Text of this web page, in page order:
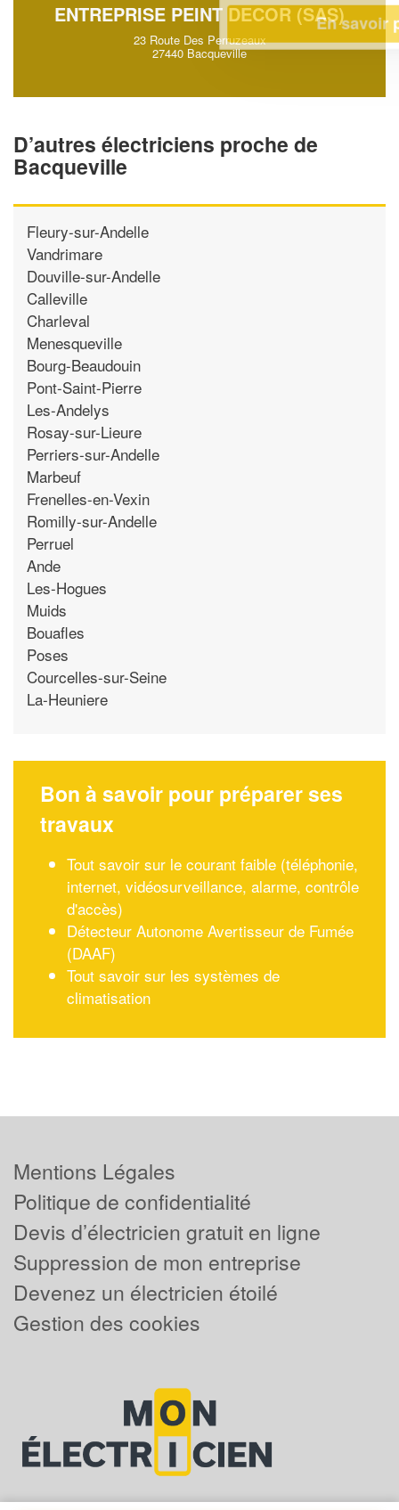
ENTREPRISE PEINT DECOR (SAS)
23 Route Des Perruzeaux
27440 Bacqueville
D’autres électriciens proche de
Bacqueville
Fleury-sur-Andelle
Vandrimare
Douville-sur-Andelle
Calleville
Charleval
Menesqueville
Bourg-Beaudouin
Pont-Saint-Pierre
Les-Andelys
Rosay-sur-Lieure
Perriers-sur-Andelle
Marbeuf
Frenelles-en-Vexin
Romilly-sur-Andelle
Perruel
Ande
Les-Hogues
Muids
Bouafles
Poses
Courcelles-sur-Seine
La-Heuniere
Bon à savoir pour préparer ses
travaux
Tout savoir sur le courant faible (téléphonie,
internet, vidéosurveillance, alarme, contrôle
d'accès)
Détecteur Autonome Avertisseur de Fumée
(DAAF)
Tout savoir sur les systèmes de
climatisation
En savoir plus
Mentions Légales
Politique de confidentialité
Devis d’électricien gratuit en ligne
Suppression de mon entreprise
Devenez un électricien étoilé
Gestion des cookies